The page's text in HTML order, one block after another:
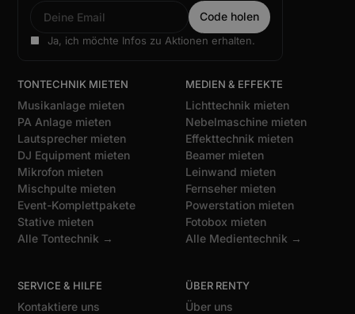
Ja, ich möchte Infos zu Aktionen erhalten.
TONTECHNIK MIETEN
Musikanlage mieten
PA Anlage mieten
Lautsprecher mieten
DJ Equipment mieten
Mikrofon mieten
Mischpulte mieten
Event-Komplettpakete
Stative mieten
Alle Tontechnik →
MEDIEN & EFFEKTE
Lichttechnik mieten
Nebelmaschine mieten
Effekttechnik mieten
Beamer mieten
Leinwand mieten
Fernseher mieten
Powerstation mieten
Fotobox mieten
Alle Medientechnik →
SERVICE & HILFE
Kontaktiere uns
ÜBER RENTY
Über uns